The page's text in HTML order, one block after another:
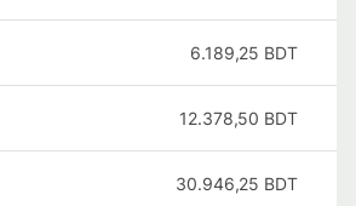
6.189,25 BDT
12.378,50 BDT
30.946,25 BDT